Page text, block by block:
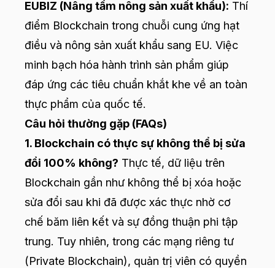
EUBIZ (Nâng tầm nông sản xuất khẩu): Thí
điểm Blockchain trong chuỗi cung ứng hạt
điều và nông sản xuất khẩu sang EU. Việc
minh bạch hóa hành trình sản phẩm giúp
đáp ứng các tiêu chuẩn khắt khe về an toàn
thực phẩm của quốc tế.
Câu hỏi thường gặp (FAQs)
1. Blockchain có thực sự không thể bị sửa
đổi 100% không? Thực tế, dữ liệu trên
Blockchain gần như không thể bị xóa hoặc
sửa đổi sau khi đã được xác thực nhờ cơ
chế băm liên kết và sự đồng thuận phi tập
trung. Tuy nhiên, trong các mạng riêng tư
(Private Blockchain), quản trị viên có quyền